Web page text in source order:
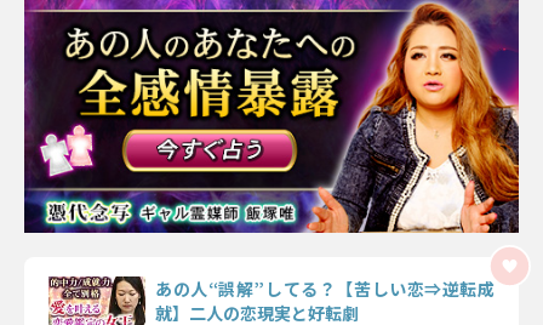
あの人“誤解”してる？【苦しい恋⇒逆転成
就】二人の恋現実と好転劇